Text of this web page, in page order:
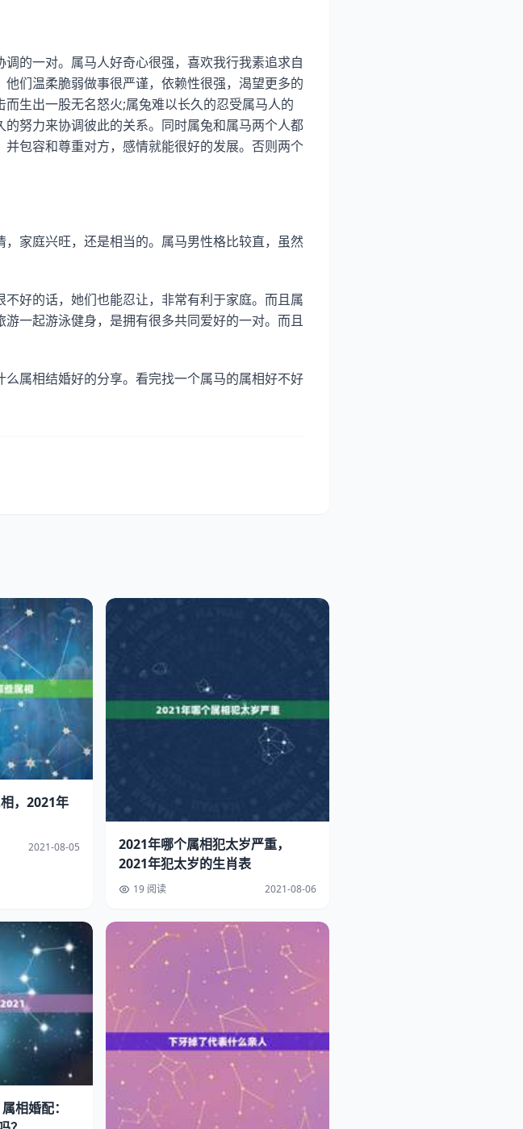
的一对。属马人好奇心很强，喜欢我行我素追求自
们温柔脆弱做事很严谨，依赖性很强，渴望更多的
生出一股无名怒火;属兔难以长久的忍受属马人的
努力来协调彼此的关系。同时属兔和属马两个人都
包容和尊重对方，感情就能很好的发展。否则两个
家庭兴旺，还是相当的。属马男性格比较直，虽然
好的话，她们也能忍让，非常有利于家庭。而且属
一起游泳健身，是拥有很多共同爱好的一对。而且
属相结婚好的分享。看完找一个属马的属相好不好
，2021年
2021-08-05
2021年哪个属相犯太岁严重，
2021年犯太岁的生肖表
19 阅读 2021-08-06
相婚配：